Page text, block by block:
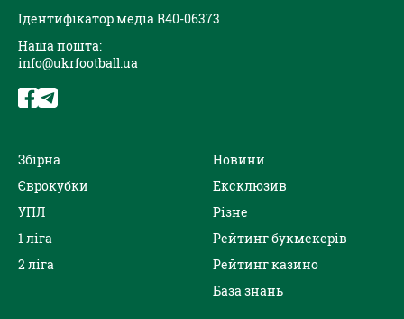
Ідентифікатор медіа R40-06373
Наша пошта:
info@ukrfootball.ua
Збірна
Єврокубки
УПЛ
1 ліга
2 ліга
Новини
Ексклюзив
Різне
Рейтинг букмекерів
Рейтинг казино
База знань